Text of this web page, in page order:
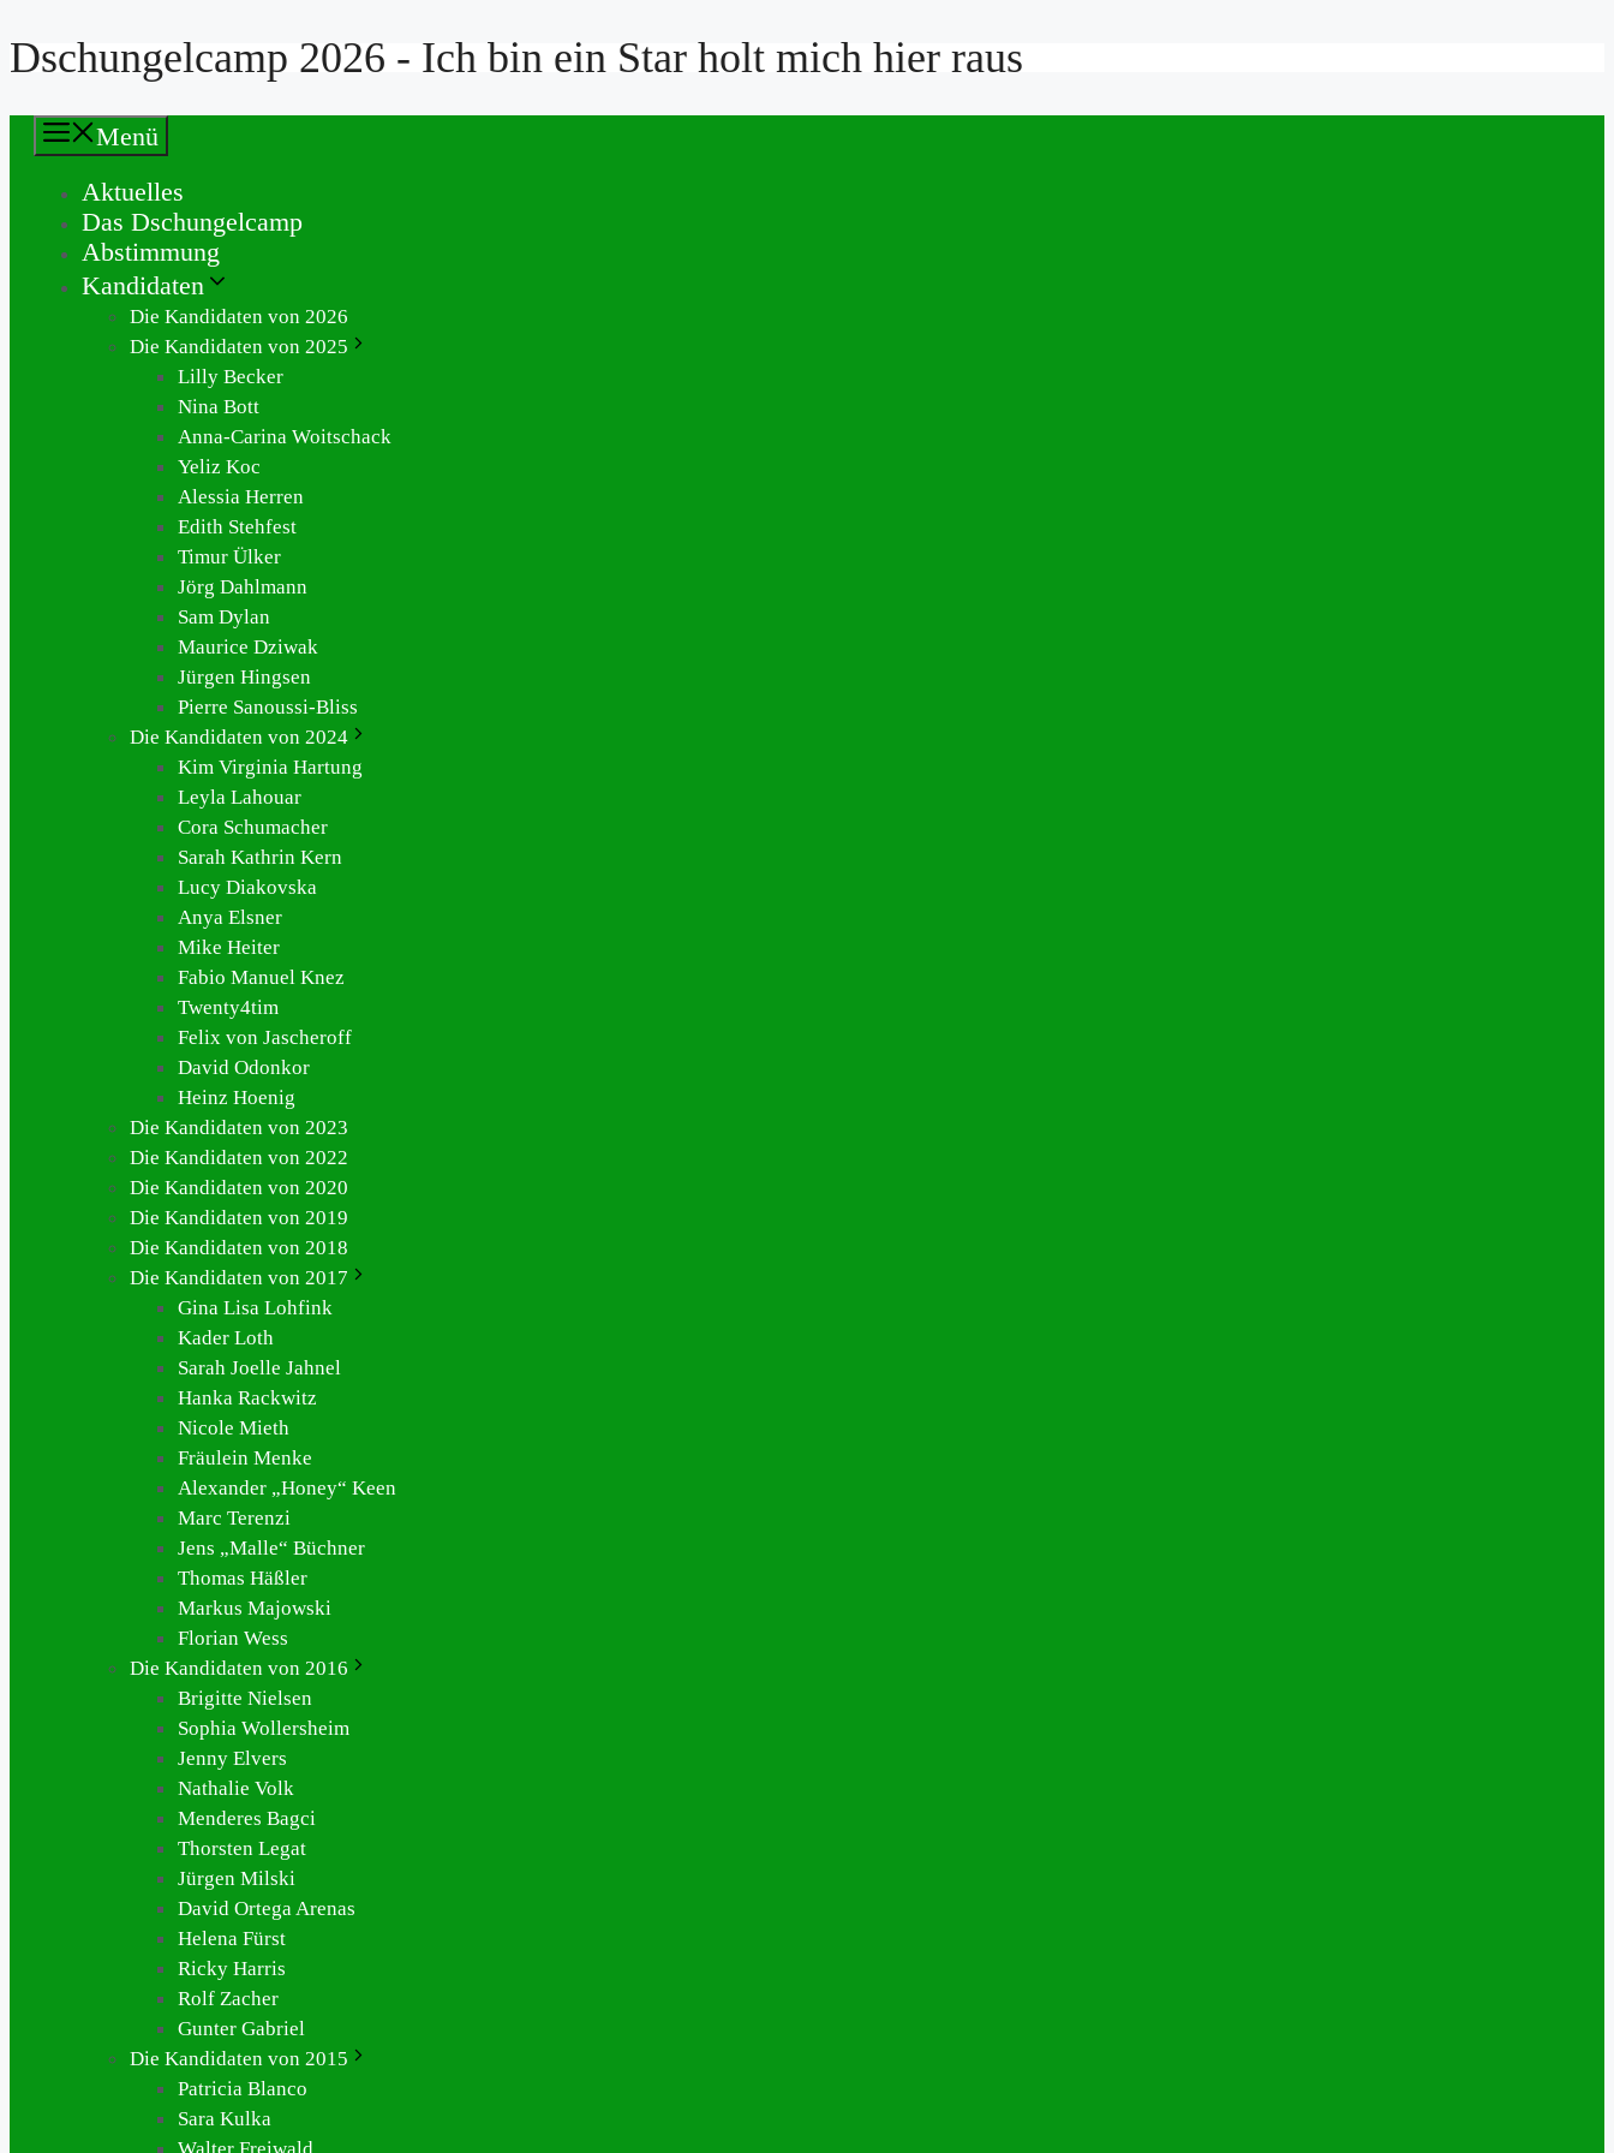
Zum
springen
Dschungelcamp 2026 - Ich bin ein Star holt mich hier raus
Menü
Aktuelles
Das Dschungelcamp
Abstimmung
Kandidaten
Die Kandidaten von 2026
Die Kandidaten von 2025
Lilly Becker
Nina Bott
Anna-Carina Woitschack
Yeliz Koc
Alessia Herren
Edith Stehfest
Timur Ülker
Jörg Dahlmann
Sam Dylan
Maurice Dziwak
Jürgen Hingsen
Pierre Sanoussi-Bliss
Die Kandidaten von 2024
Kim Virginia Hartung
Leyla Lahouar
Cora Schumacher
Sarah Kathrin Kern
Lucy Diakovska
Anya Elsner
Mike Heiter
Fabio Manuel Knez
Twenty4tim
Felix von Jascheroff
David Odonkor
Heinz Hoenig
Die Kandidaten von 2023
Die Kandidaten von 2022
Die Kandidaten von 2020
Die Kandidaten von 2019
Die Kandidaten von 2018
Die Kandidaten von 2017
Gina Lisa Lohfink
Kader Loth
Sarah Joelle Jahnel
Hanka Rackwitz
Nicole Mieth
Fräulein Menke
Alexander „Honey“ Keen
Marc Terenzi
Jens „Malle“ Büchner
Thomas Häßler
Markus Majowski
Florian Wess
Die Kandidaten von 2016
Brigitte Nielsen
Sophia Wollersheim
Jenny Elvers
Nathalie Volk
Menderes Bagci
Thorsten Legat
Jürgen Milski
David Ortega Arenas
Helena Fürst
Ricky Harris
Rolf Zacher
Gunter Gabriel
Die Kandidaten von 2015
Patricia Blanco
Sara Kulka